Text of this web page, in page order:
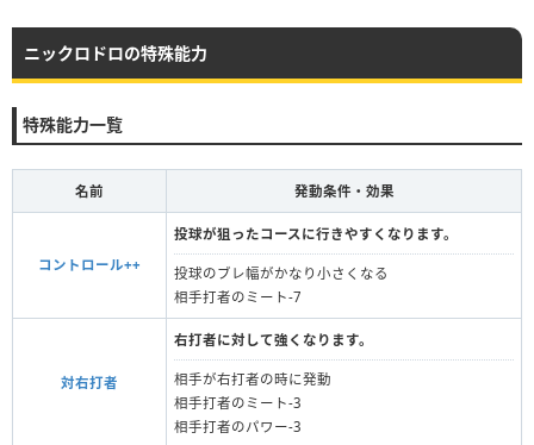
ニックロドロの特殊能力
特殊能力一覧
名前 発動条件・効果
コントロール++
投球が狙ったコースに行きやすくなります。
投球のブレ幅がかなり小さくなる
相手打者のミート-7
対右打者
右打者に対して強くなります。
相手が右打者の時に発動
相手打者のミート-3
相手打者のパワー-3